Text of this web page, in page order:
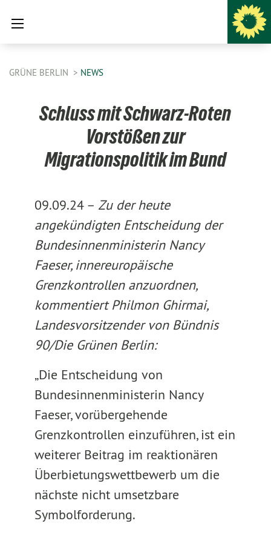
GRÜNE BERLIN NEWS
Schluss mit Schwarz-Roten
Vorstößen zur
Migrationspolitik im Bund
09.09.24 – Zu der heute
angekündigten Entscheidung der
Bundesinnenministerin Nancy
Faeser, innereuropäische
Grenzkontrollen anzuordnen,
kommentiert Philmon Ghirmai,
Landesvorsitzender von Bündnis
90/Die Grünen Berlin:
„Die Entscheidung von
Bundesinnenministerin Nancy
Faeser, vorübergehende
Grenzkontrollen einzuführen, ist ein
weiterer Beitrag im reaktionären
Überbietungswettbewerb um die
nächste nicht umsetzbare
Symbolforderung.